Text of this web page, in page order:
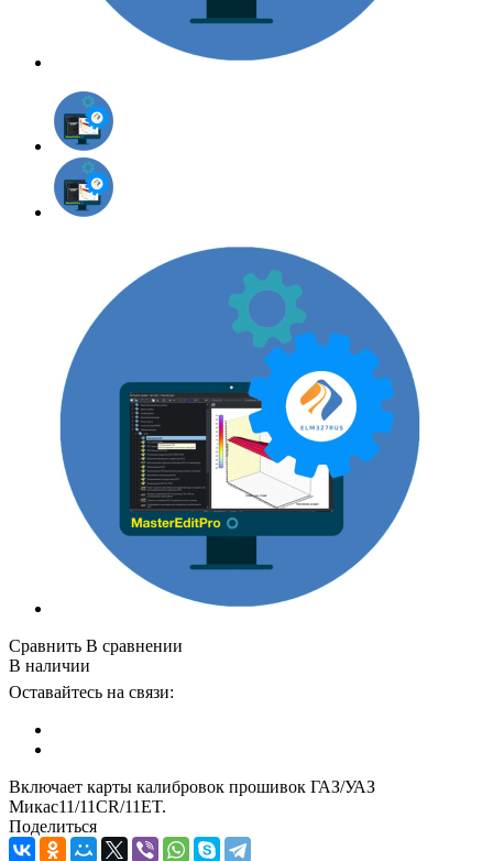
Сравнить В сравнении
В наличии
Оставайтесь на связи:
Включает карты калибровок прошивок ГАЗ/УАЗ
Микас11/11CR/11ET.
Поделиться